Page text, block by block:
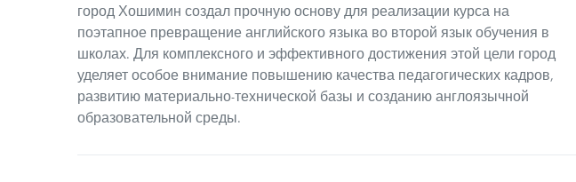
город Хошимин создал прочную основу для реализации курса на
поэтапное превращение английского языка во второй язык обучения в
школах. Для комплексного и эффективного достижения этой цели город
уделяет особое внимание повышению качества педагогических кадров,
развитию материально-технической базы и созданию англоязычной
образовательной среды.